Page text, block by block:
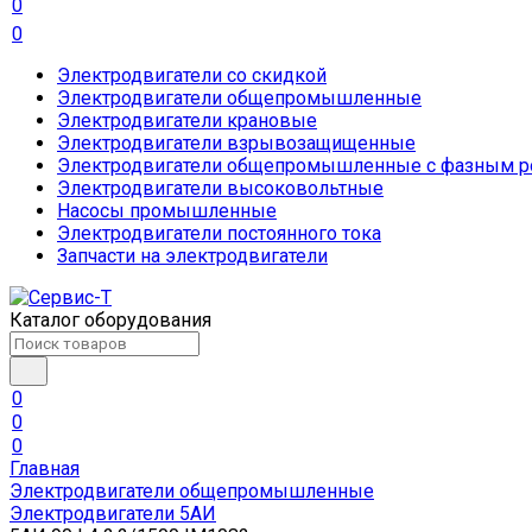
0
0
Электродвигатели со скидкой
Электродвигатели общепромышленные
Электродвигатели крановые
Электродвигатели взрывозащищенные
Электродвигатели общепромышленные с фазным
Электродвигатели высоковольтные
Насосы промышленные
Электродвигатели постоянного тока
Запчасти на электродвигатели
Каталог оборудования
0
0
0
Главная
Электродвигатели общепромышленные
Электродвигатели 5АИ